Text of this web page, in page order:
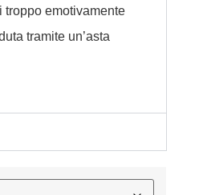
troppo emotivamente
tramite un’asta